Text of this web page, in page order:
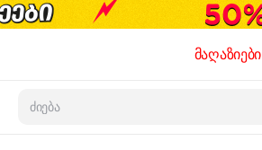
მაღაზიები